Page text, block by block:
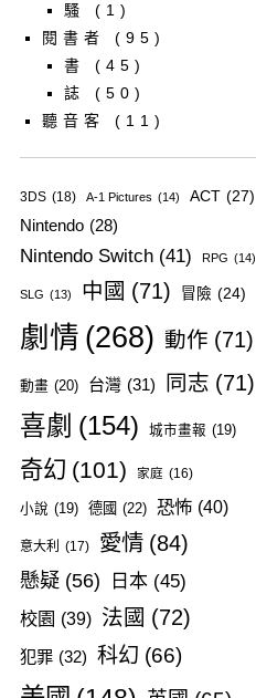
騷
(1)
閱書者
(95)
書
(45)
誌
(50)
聽音客
(11)
3DS (18) A-1 Pictures (14) ACT (27)
Nintendo (28)
Nintendo Switch (41) RPG (14)
SLG (13) 中國 (71) 冒險 (24)
劇情 (268) 動作 (71)
動畫 (20) 台灣 (31) 同志 (71)
喜劇 (154) 城市畫報 (19)
奇幻 (101) 家庭 (16)
小說 (19) 德國 (22) 恐怖 (40)
意大利 (17) 愛情 (84)
懸疑 (56) 日本 (45)
校園 (39) 法國 (72)
犯罪 (32) 科幻 (66)